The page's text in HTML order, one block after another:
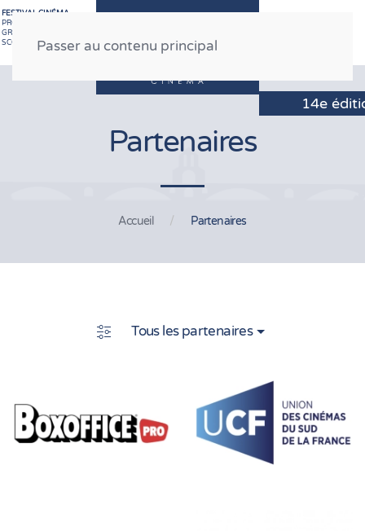
Passer au contenu principal
FESTIVAL CINÉMA
PROFESSIONNEL
GRAND PUBLIC
SCOLAIRE
Partenaires
Accueil Partenaires
Tous les partenaires